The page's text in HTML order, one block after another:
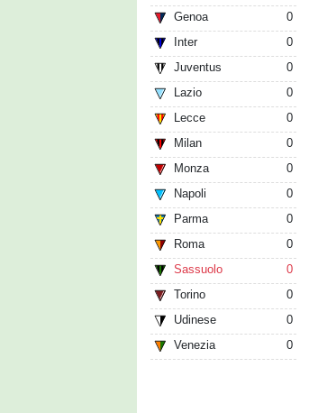
Genoa
0
Inter
0
Juventus
0
Lazio
0
Lecce
0
Milan
0
Monza
0
Napoli
0
Parma
0
Roma
0
Sassuolo
0
Torino
0
Udinese
0
Venezia
0